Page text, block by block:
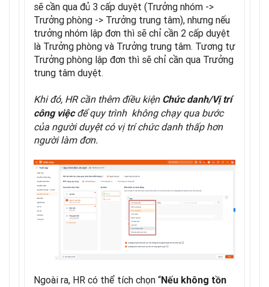
sẽ cần qua đủ 3 cấp duyệt (Trưởng nhóm ->
Trưởng phòng -> Trưởng trung tâm), nhưng nếu
trưởng nhóm lập đơn thì sẽ chỉ cần 2 cấp duyệt
là Trưởng phòng và Trưởng trung tâm. Tương tự
Trưởng phòng lập đơn thì sẽ chỉ cần qua Trưởng
trung tâm duyệt.
Khi đó, HR cần thêm điều kiện Chức danh/Vị trí
công việcđể quy trình không chạy qua bước
của người duyệt có vị trí chức danh thấp hơn
người làm đơn.
Ngoài ra, HR có thể tích chọn “Nếu không tồn